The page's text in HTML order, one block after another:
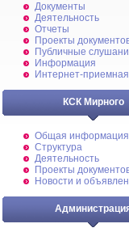
Документы
Деятельность
Отчеты
Проекты
Публичные
Информация
Интернет-приемная
КСК Мирного
Общая информация
Структура
Деятельность
Проекты
Новости и